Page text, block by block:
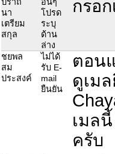
นา
เตรียม
สกุล
โปรด
ระบุ
ด้าน
ล่าง
กรอ
ชยพล
สม
ประสงค์
ไม่ได้
รับ E-
mail
ยืนยัน
ตอน
ดูเม
เมล
ครับ